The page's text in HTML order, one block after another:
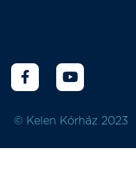
© Kelen Kórház 2023